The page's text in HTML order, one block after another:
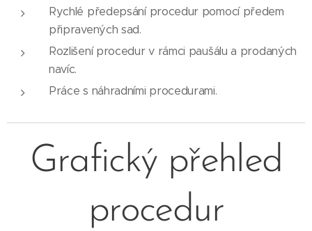
Rychlé předepsání procedur pomocí předem
připravených sad.
Rozlišení procedur v rámci paušálu a prodaných
navíc.
Práce s náhradními procedurami.
Grafický přehled
procedur